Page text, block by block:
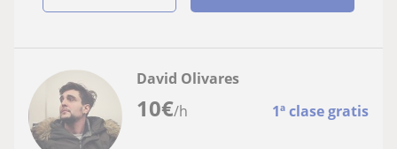
10€/h 1ª clase gratis
David Olivares